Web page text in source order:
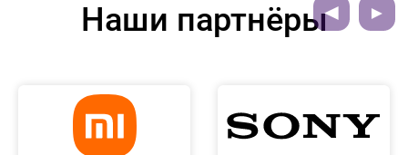
Наши партнёры